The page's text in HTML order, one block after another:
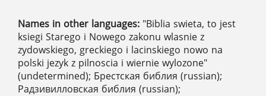
Names in other languages: "Biblia swieta, to jest
ksiegi Starego i Nowego zakonu wlasnie z
zydowskiego, greckiego i lacinskiego nowo na
polski jezyk z pilnoscia i wiernie wylozone"
(undetermined); Брестская библия (russian);
Радзивилловская библия (russian);